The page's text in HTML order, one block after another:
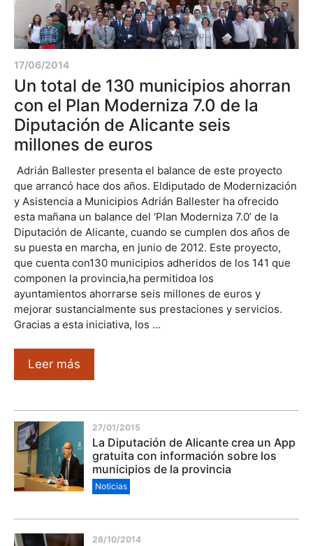
17/06/2014
Un total de 130 municipios ahorran
con el Plan Moderniza 7.0 de la
Diputación de Alicante seis
millones de euros
Adrián Ballester presenta el balance de este proyecto
que arrancó hace dos años. Eldiputado de Modernización
y Asistencia a Municipios Adrián Ballester ha ofrecido
esta mañana un balance del ‘Plan Moderniza 7.0’ de la
Diputación de Alicante, cuando se cumplen dos años de
su puesta en marcha, en junio de 2012. Este proyecto,
que cuenta con130 municipios adheridos de los 141 que
componen la provincia,ha permitidoa los
ayuntamientos ahorrarse seis millones de euros y
mejorar sustancialmente sus prestaciones y servicios.
Gracias a esta iniciativa, los …
Leer más
27/01/2015
La Diputación de Alicante crea un App
gratuita con información sobre los
municipios de la provincia
Noticias
28/10/2014